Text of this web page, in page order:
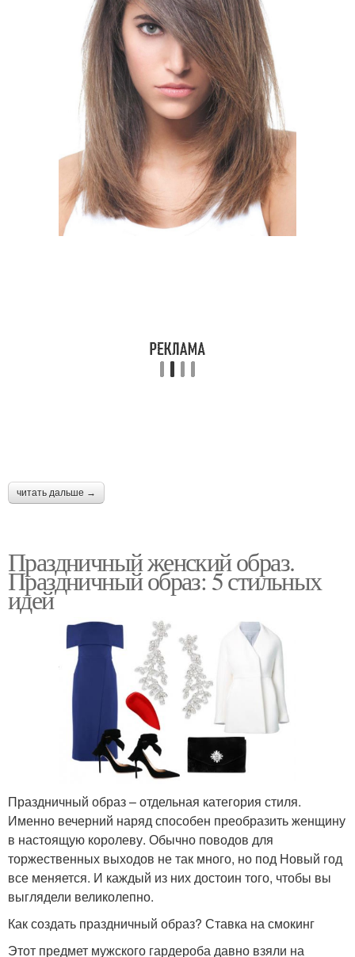
читать дальше →
Праздничный женский образ.
Праздничный образ: 5 стильных
идей
Праздничный образ – отдельная категория стиля.
Именно вечерний наряд способен преобразить женщину
в настоящую королеву. Обычно поводов для
торжественных выходов не так много, но под Новый год
все меняется. И каждый из них достоин того, чтобы вы
выглядели великолепно.
Как создать праздничный образ? Ставка на смокинг
Этот предмет мужского гардероба давно взяли на